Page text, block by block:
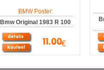
BMW Poster:
Bmw Original 1983 R 100
€